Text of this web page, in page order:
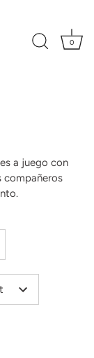
0
a juego con
compañeros